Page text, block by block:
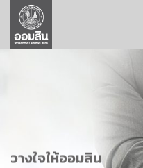
ลูกค้าธุรกิจ
ลูกค้าผู้ประกอบรายย่อย
การพัฒนาที่ยั่งยืน
ข่าวสาร
วางใจให้ออมสิน